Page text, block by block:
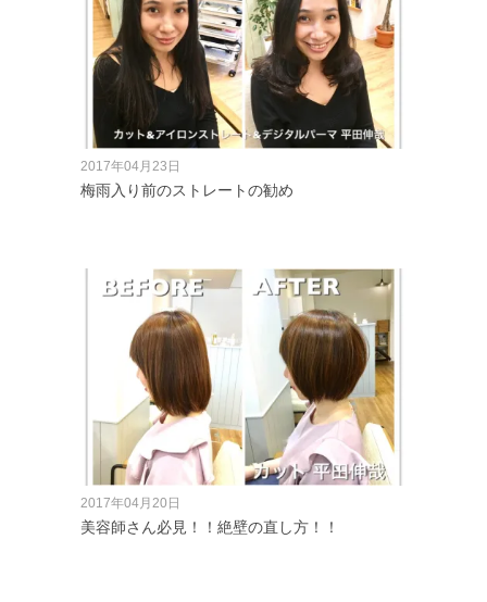
2017年04月23日
梅雨入り前のストレートの勧め
2017年04月20日
美容師さん必見！！絶壁の直し方！！